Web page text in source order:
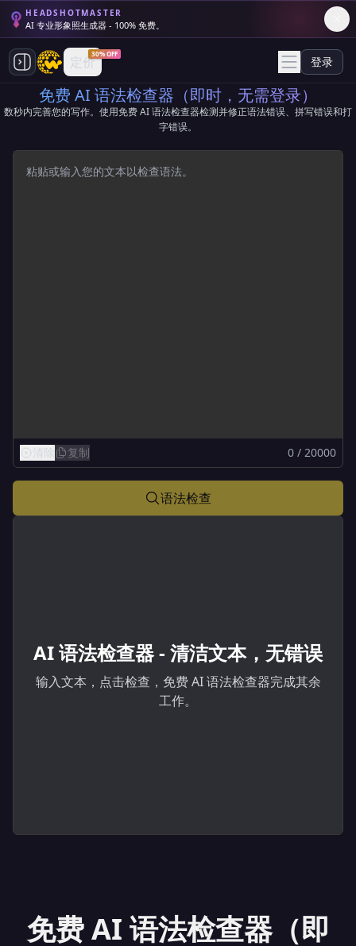
HEADSHOTMASTER
AI 专业形象照生成器 - 100% 免费。
定价30% OFF
登录
免费 AI 语法检查器（即时，无需登录）
数秒内完善您的写作。使用免费 AI 语法检查器检测并修正语法错误、拼写错误和打
字错误。
清除 复制 0 / 20000
语法检查
AI 语法检查器 - 清洁文本，无错误
输入文本，点击检查，免费 AI 语法检查器完成其余
工作。
免费 AI 语法检查器（即